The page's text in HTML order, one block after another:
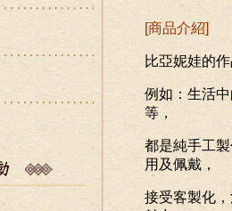
[商品介紹]
比亞妮娃的
例如：生活
等，
都是純手工
用及佩戴，
接受客製化